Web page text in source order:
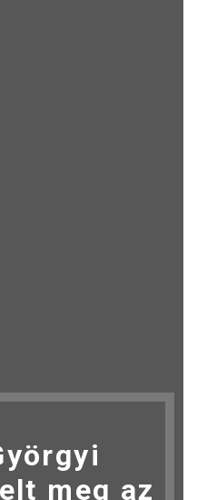
meg az